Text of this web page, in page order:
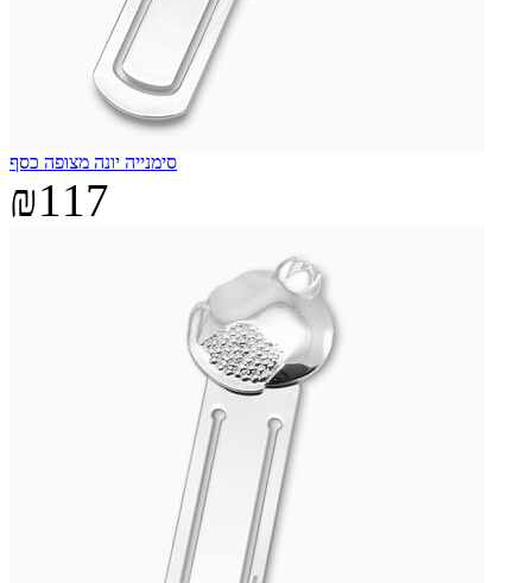
סימנייה יונה מצופה כסף
₪117